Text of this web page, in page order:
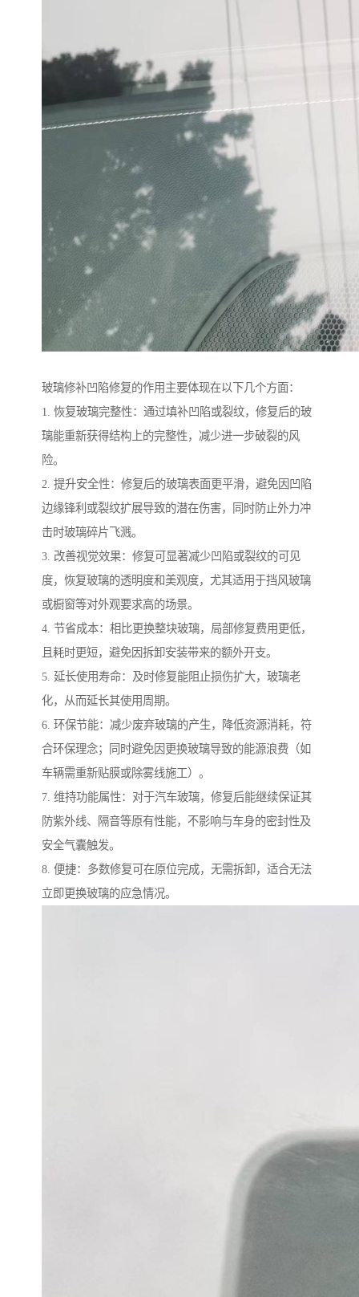
玻璃修补凹陷修复的作用主要体现在以下几个方面：
1. 恢复玻璃完整性：通过填补凹陷或裂纹，修复后的玻
璃能重新获得结构上的完整性，减少进一步破裂的风
险。
2. 提升安全性：修复后的玻璃表面更平滑，避免因凹陷
边缘锋利或裂纹扩展导致的潜在伤害，同时防止外力冲
击时玻璃碎片飞溅。
3. 改善视觉效果：修复可显著减少凹陷或裂纹的可见
度，恢复玻璃的透明度和美观度，尤其适用于挡风玻璃
或橱窗等对外观要求高的场景。
4. 节省成本：相比更换整块玻璃，局部修复费用更低，
且耗时更短，避免因拆卸安装带来的额外开支。
5. 延长使用寿命：及时修复能阻止损伤扩大，玻璃老
化，从而延长其使用周期。
6. 环保节能：减少废弃玻璃的产生，降低资源消耗，符
合环保理念；同时避免因更换玻璃导致的能源浪费（如
车辆需重新贴膜或除雾线施工）。
7. 维持功能属性：对于汽车玻璃，修复后能继续保证其
防紫外线、隔音等原有性能，不影响与车身的密封性及
安全气囊触发。
8. 便捷：多数修复可在原位完成，无需拆卸，适合无法
立即更换玻璃的应急情况。